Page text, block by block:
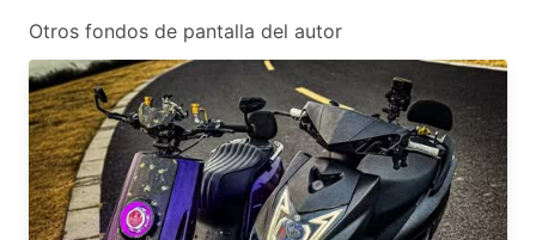
Otros fondos de pantalla del autor